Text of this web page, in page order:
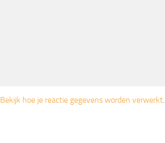
Bekijk hoe je reactie gegevens worden verwerkt.